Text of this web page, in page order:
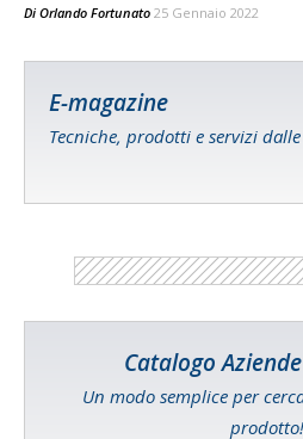
Di Orlando Fortunato 25 Gennaio 2022
E-magazine
Tecniche, prodotti e servizi
Catalogo
Un modo semplice per
prodotto!